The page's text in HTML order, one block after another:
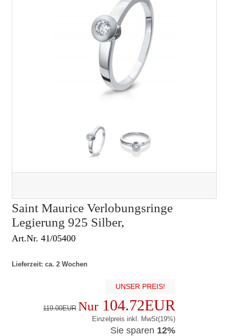
Saint Maurice Verlobungsringe
Legierung 925 Silber,
Art.Nr. 41/05400
Lieferzeit: ca. 2 Wochen
UNSER PREIS!
119.00EUR Nur104.72EUR
Einzelpreis inkl. MwSt(19%)
Sie sparen 12%